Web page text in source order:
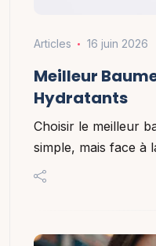
Articles 16 juin 2026
Meilleur
Hydratants
Choisir le meilleur
simple, mais face à